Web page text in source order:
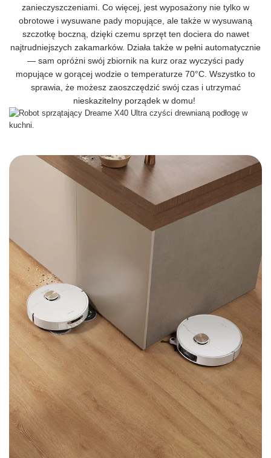
zanieczyszczeniami. Co więcej, jest wyposażony nie tylko w
obrotowe i wysuwane pady mopujące, ale także w wysuwaną
szczotkę boczną, dzięki czemu sprzęt ten dociera do nawet
najtrudniejszych zakamarków. Działa także w pełni automatycznie
— sam opróżni swój zbiornik na kurz oraz wyczyści pady
mopujące w gorącej wodzie o temperaturze 70°C. Wszystko to
sprawia, że możesz zaoszczędzić swój czas i utrzymać
nieskazitelny porządek w domu!